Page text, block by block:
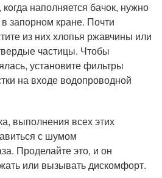
когда наполняется бачок, нужно
запорном кране. Почти
из них хлопья ржавчины или
частицы. Чтобы
установите фильтры
на входе водопроводной
выполнения всех этих
с шумом
Проделайте это, и он
или вызывать дискомфорт.